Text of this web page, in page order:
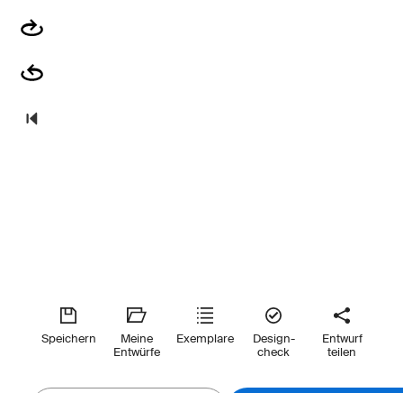
Speichern
Meine
Entwürfe
Exemplare
Design-
check
Entwurf
teilen